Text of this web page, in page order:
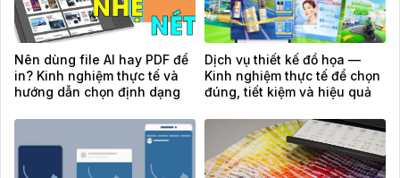
Nên dùng file AI hay PDF để
in? Kinh nghiệm thực tế và
hướng dẫn chọn định dạng
Dịch vụ thiết kế đồ họa —
Kinh nghiệm thực tế để chọn
đúng, tiết kiệm và hiệu quả